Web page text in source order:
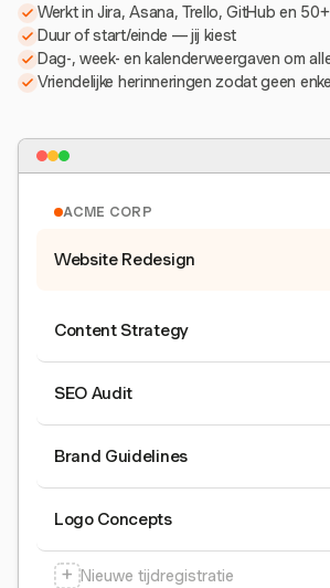
Werkt in Jira, Asana, Trello, GitHub en
Duur of start/einde — jij kiest
Dag-, week- en kalenderweergaven om
Vriendelijke herinneringen zodat geen
ACME CORP
Website Redesign
Content Strategy
SEO Audit
Brand Guidelines
Logo Concepts
+ Nieuwe tijdregistratie